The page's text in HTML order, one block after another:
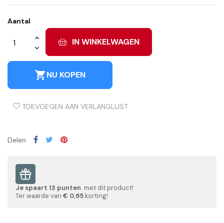
Aantal
IN WINKELWAGEN
shopping_cartNU KOPEN
TOEVOEGEN AAN VERLANGLIJST
Delen
Je spaart 13 punten met dit product!
Ter waarde van € 0,65 korting!